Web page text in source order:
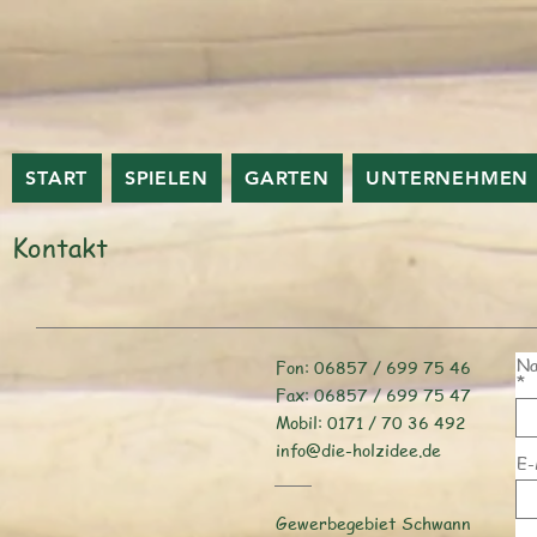
START SPIELEN GARTEN UNTERNEHMEN
Kontakt
Fon: 06857 / 699 75 46
Fax: 06857 / 699 75 47
Mobil: 0171 / 70 36 492
info@die-holzidee.de
Gewerbegebiet Schwann